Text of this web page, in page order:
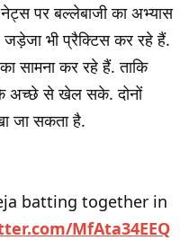
पर बल्लेबाजी का अभ्यास
भी प्रैक्टिस कर रहे हैं.
सामना कर रहे हैं. ताकि
के अच्छे से खेल सके. दोनों
जा सकता है.
batting together in
MfAta34EEQ